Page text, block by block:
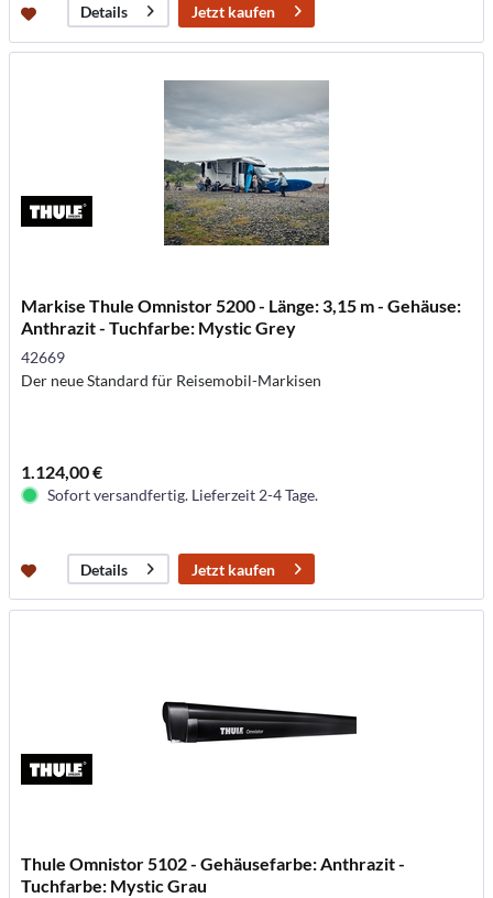
Details Jetzt kaufen
Markise Thule Omnistor 5200 - Länge: 3,15 m - Gehäuse:
Anthrazit - Tuchfarbe: Mystic Grey
42669
Der neue Standard für Reisemobil-Markisen
1.124,00 €
Sofort versandfertig. Lieferzeit 2-4 Tage.
Details Jetzt kaufen
Thule Omnistor 5102 - Gehäusefarbe: Anthrazit -
Tuchfarbe: Mystic Grau